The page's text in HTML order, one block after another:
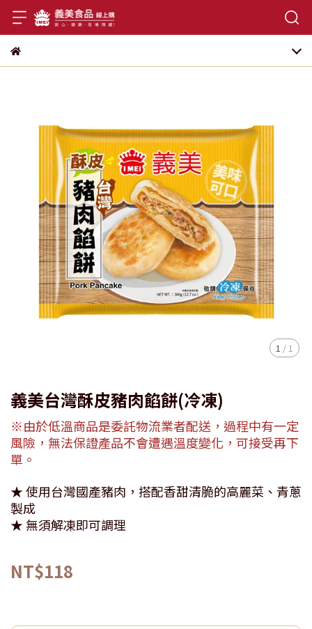
1 / 1
義美台灣酥皮豬肉餡餅(冷凍)
※由於低溫商品是委託物流業者配送，過程中有一定
風險，無法保證產品不會遭遇溫度變化，可接受再下
單。
★ 使用台灣國產豬肉，搭配香甜清脆的高麗菜、青蔥
製成
★ 無須解凍即可調理
NT$118